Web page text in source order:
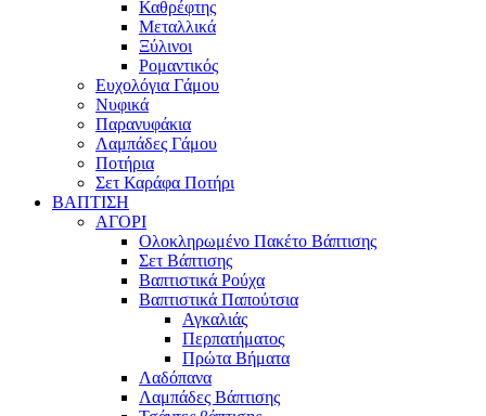
Καθρέφτης
Μεταλλικά
Ξύλινοι
Ρομαντικός
Ευχολόγια Γάμου
Νυφικά
Παρανυφάκια
Λαμπάδες Γάμου
Ποτήρια
Σετ Καράφα Ποτήρι
ΒΑΠΤΙΣΗ
ΑΓΟΡΙ
Ολοκληρωμένο Πακέτο Βάπτισης
Σετ Βάπτισης
Βαπτιστικά Ρούχα
Βαπτιστικά Παπούτσια
Αγκαλιάς
Περπατήματος
Πρώτα Βήματα
Λαδόπανα
Λαμπάδες Βάπτισης